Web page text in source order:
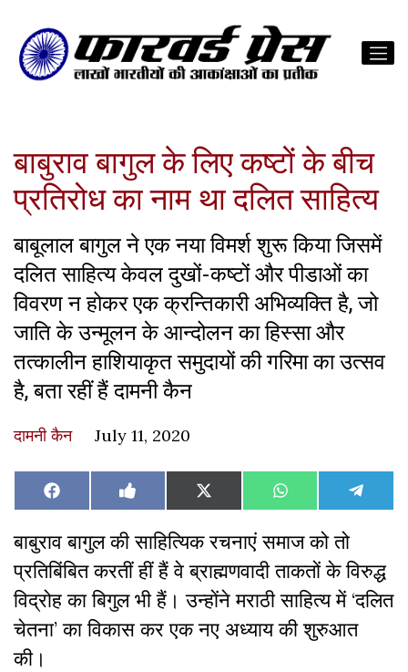
बाबुराव बागुल के लिए कष्टों के बीच
प्रतिरोध का नाम था दलित साहित्य
बाबूलाल बागुल ने एक नया विमर्श शुरू किया जिसमें
दलित साहित्य केवल दुखों-कष्टों और पीडाओं का
विवरण न होकर एक क्रन्तिकारी अभिव्यक्ति है, जो
जाति के उन्मूलन के आन्दोलन का हिस्सा और
तत्कालीन हाशियाकृत समुदायों की गरिमा का उत्सव
है, बता रहीं हैं दामनी कैन
दामनी कैन July 11, 2020
Share
on
Facebook Share
on
Like
on
Facebook
Share
on
X
(Twitter)
Share
on
WhatsAppShare
on
बाबुराव बागुल की साहित्यिक रचनाएं समाज को तो
प्रतिबिंबित करतीं हीं हैं वे ब्राह्मणवादी ताकतों के विरुद्ध
विद्रोह का बिगुल भी हैं। उन्होंने मराठी साहित्य में ‘दलित
चेतना’ का विकास कर एक नए अध्याय की शुरुआत
की।